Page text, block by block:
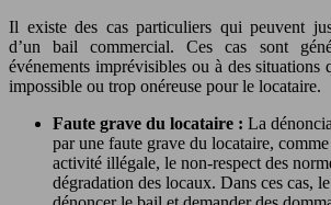
Il existe des cas particuliers qui peuvent
d’un bail commercial. Ces cas sont
événements imprévisibles ou à des situations
impossible ou trop onéreuse pour le locataire.
Faute grave du locataire : La
par une faute grave du locataire, comme
activité illégale, le non-respect des
dégradation des locaux. Dans ces cas,